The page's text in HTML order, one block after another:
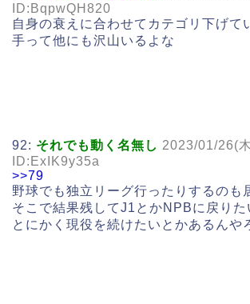
ID:BqpwQH820
自身の衰えに合わせてカテゴリ下げて
手って他にも沢山いるよな
92: それでも動く名無し 2023/01/26(
ID:ExIK9y35a
>>79
野球でも独立リーグ行ったりするのも
そこで結果残してJ1とかNPBに戻りた
とにかく現役を続けたいとかあるんや